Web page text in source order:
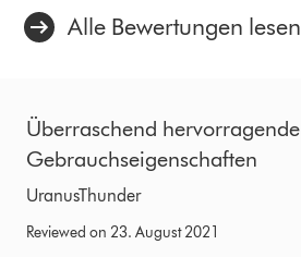
Alle Bewertungen lesen
Überraschend hervorragende
Gebrauchseigenschaften
UranusThunder
Reviewed on 23. August 2021